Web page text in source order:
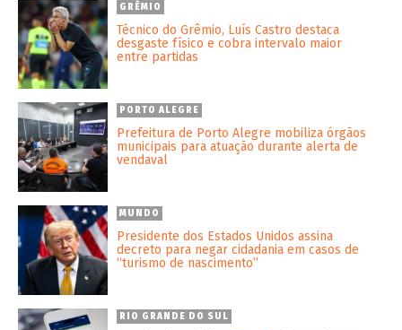
GRÊMIO
Técnico do Grêmio, Luís Castro destaca
desgaste físico e cobra intervalo maior
entre partidas
PORTO ALEGRE
Prefeitura de Porto Alegre mobiliza órgãos
municipais para atuação durante alerta de
vendaval
MUNDO
Presidente dos Estados Unidos assina
decreto para negar cidadania em casos de
“turismo de nascimento”
RIO GRANDE DO SUL